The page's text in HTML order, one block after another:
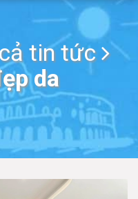
tin tức
da